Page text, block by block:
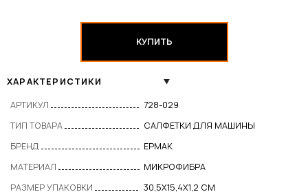
КУПИТЬ
ХАРАКТЕРИСТИКИ
АРТИКУЛ
728-029
ТИП ТОВАРА
САЛФЕТКИ ДЛЯ МАШИНЫ
БРЕНД
ЕРМАК
МАТЕРИАЛ
МИКРОФИБРА
РАЗМЕР УПАКОВКИ
30,5Х15,4Х1,2 СМ